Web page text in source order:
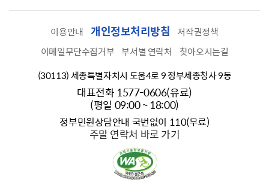
이용안내 개인정보처리방침
저작권정책
이메일무단수집거부 부서별 연락처
찾아오시는길
(30113) 세종특별자치시 도움4로 9 정부세종청사 9동
대표전화 1577-0606(유료)
(평일 09:00 ~ 18:00)
정부민원상담안내 국번없이 110(무료)
주말 연락처 바로 가기